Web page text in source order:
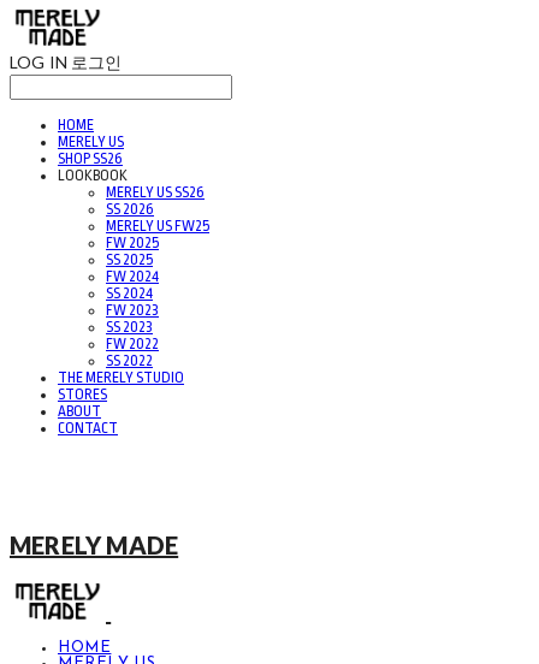
LOG IN 로그인
HOME
MERELY US
SHOP SS26
LOOKBOOK
MERELY US SS26
SS 2026
MERELY US FW25
FW 2025
SS 2025
FW 2024
SS 2024
FW 2023
SS 2023
FW 2022
SS 2022
THE MERELY STUDIO
STORES
ABOUT
CONTACT
MERELY MADE
HOME